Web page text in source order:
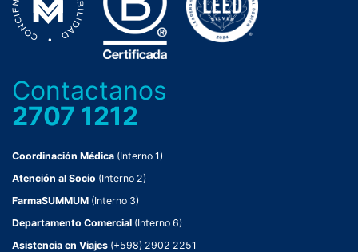
Contactanos
2707 1212
Coordinación Médica (Interno 1)
Atención al Socio (Interno 2)
FarmaSUMMUM (Interno 3)
Departamento Comercial (Interno 6)
Asistencia en Viajes (+598) 2902 2251